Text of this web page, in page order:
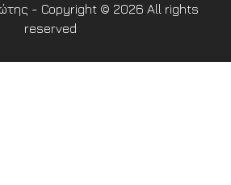
- Copyright © 2026 All rights
reserved